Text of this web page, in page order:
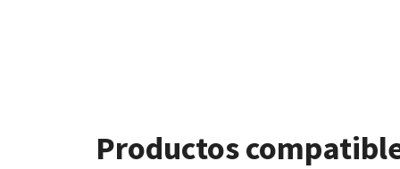
Productos